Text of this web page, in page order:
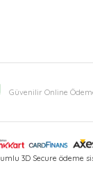
Güvenilir Online
3D Secure ödeme